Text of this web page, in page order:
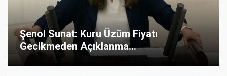
Şenol Sunat: Kuru Üzüm Fiyatı
Gecikmeden Açıklanma...